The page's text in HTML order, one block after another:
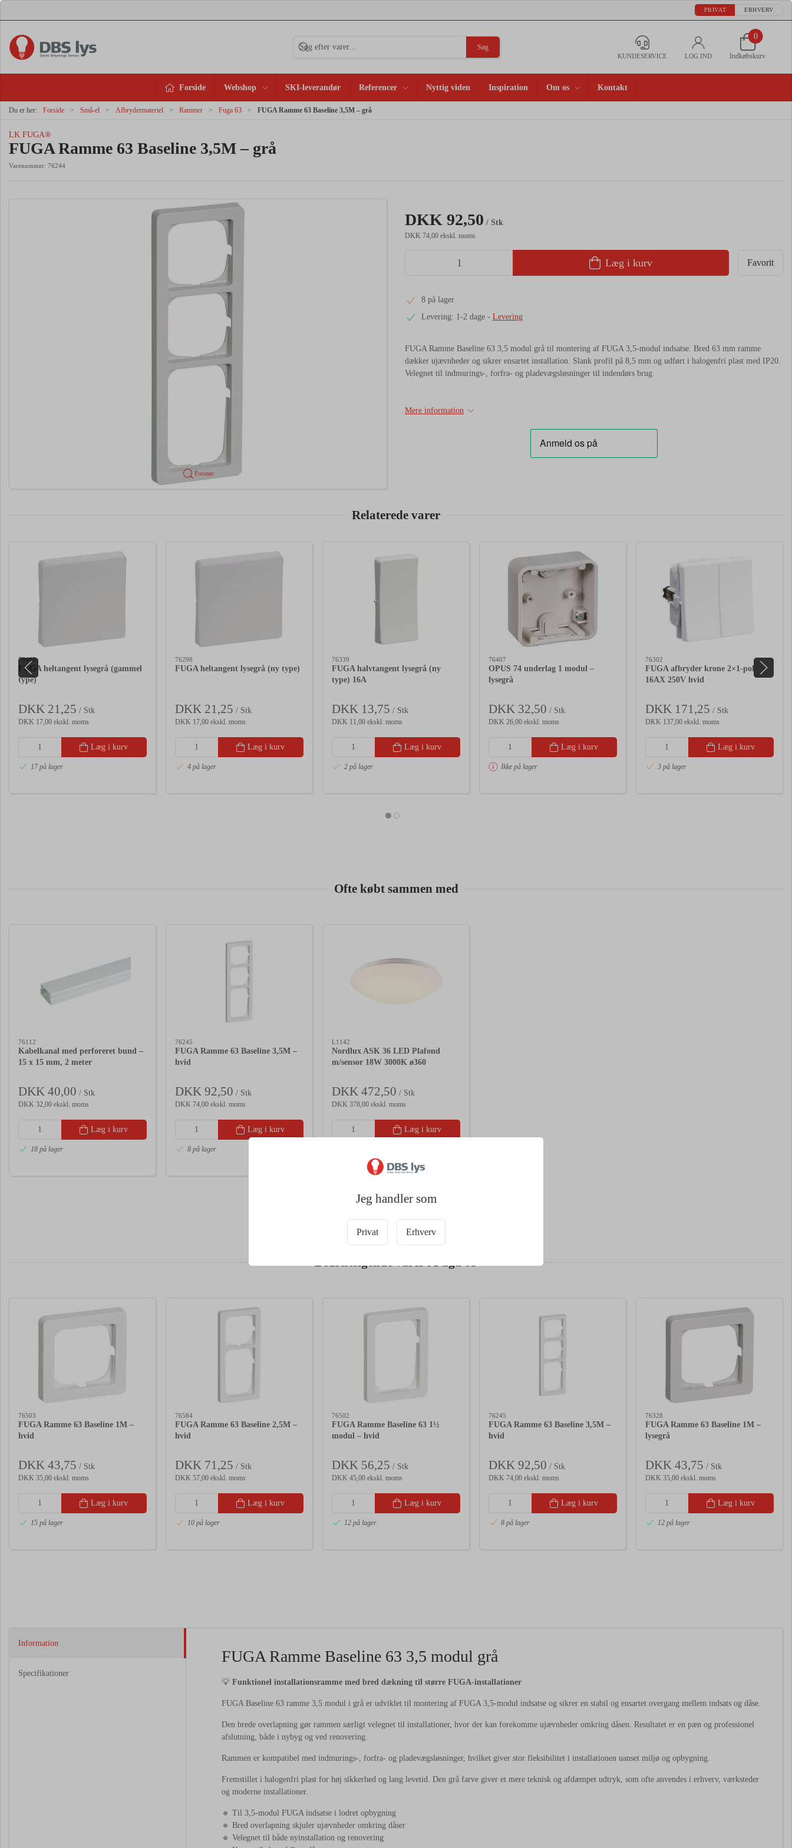
PRIVAT ERHVERV
Søg
KUNDESERVICE LOG IND
0
Indkøbskurv
Forside Webshop SKI-leverandør Referencer Nyttig viden Inspiration Om os Kontakt
Du er her: Forside Små-el Afbrydermateriel Rammer Fuga 63 FUGA Ramme 63 Baseline 3,5M – grå
Jeg handler som
Privat Erhverv
LK FUGA®
FUGA Ramme 63 Baseline 3,5M – grå
Varenummer: 76244
Forstør
DKK 92,50 / Stk
DKK 74,00 ekskl. moms
Læg i kurv Favorit
8 på lager
Levering: 1-2 dage- Levering
FUGA Ramme Baseline 63 3,5 modul grå til montering af FUGA 3,5-modul indsatse. Bred 63 mm ramme
dækker ujævnheder og sikrer ensartet installation. Slank profil på 8,5 mm og udført i halogenfri plast med IP20.
Velegnet til indmurings-, forfra- og pladevægsløsninger til indendørs brug.
Mere information
Relaterede varer
73465
FUGA heltangent lysegrå (gammel
type)
DKK 21,25 / Stk
DKK 17,00 ekskl. moms
Læg i kurv
17 på lager
76298
FUGA heltangent lysegrå (ny type)
DKK 21,25 / Stk
DKK 17,00 ekskl. moms
Læg i kurv
4 på lager
76339
FUGA halvtangent lysegrå (ny
type) 16A
DKK 13,75 / Stk
DKK 11,00 ekskl. moms
Læg i kurv
2 på lager
76407
OPUS 74 underlag 1 modul –
lysegrå
DKK 32,50 / Stk
DKK 26,00 ekskl. moms
Læg i kurv
Ikke på lager
76302
FUGA afbryder krone 2×1-pol
16AX 250V hvid
DKK 171,25 / Stk
DKK 137,00 ekskl. moms
Læg i kurv
3 på lager
Ofte købt sammen med
76112
Kabelkanal med perforeret bund –
15 x 15 mm, 2 meter
DKK 40,00 / Stk
DKK 32,00 ekskl. moms
Læg i kurv
18 på lager
76245
FUGA Ramme 63 Baseline 3,5M –
hvid
DKK 92,50 / Stk
DKK 74,00 ekskl. moms
Læg i kurv
8 på lager
L1142
Nordlux ASK 36 LED Plafond
m/sensor 18W 3000K ø360
DKK 472,50 / Stk
DKK 378,00 ekskl. moms
Læg i kurv
76503
FUGA Ramme 63 Baseline 1M –
hvid
DKK 43,75 / Stk
DKK 35,00 ekskl. moms
Læg i kurv
15 på lager
76584
FUGA Ramme 63 Baseline 2,5M –
hvid
DKK 71,25 / Stk
DKK 57,00 ekskl. moms
Læg i kurv
10 på lager
76502
FUGA Ramme Baseline 63 1½
modul – hvid
DKK 56,25 / Stk
DKK 45,00 ekskl. moms
Læg i kurv
12 på lager
76245
FUGA Ramme 63 Baseline 3,5M –
hvid
DKK 92,50 / Stk
DKK 74,00 ekskl. moms
Læg i kurv
8 på lager
76328
FUGA Ramme 63 Baseline 1M –
lysegrå
DKK 43,75 / Stk
DKK 35,00 ekskl. moms
Læg i kurv
12 på lager
Information
Specifikationer
FUGA Ramme Baseline 63 3,5 modul grå
💡 Funktionel installationsramme med bred dækning til større FUGA-installationer
FUGA Baseline 63 ramme 3,5 modul i grå er udviklet til montering af FUGA 3,5-modul indsatse og sikrer en stabil og ensartet overgang mellem indsats og dåse.
Den brede overlapning gør rammen særligt velegnet til installationer, hvor der kan forekomme ujævnheder omkring dåsen. Resultatet er en pæn og professionel
afslutning, både i nybyg og ved renovering.
Rammen er kompatibel med indmurings-, forfra- og pladevægsløsninger, hvilket giver stor fleksibilitet i installationen uanset miljø og opbygning.
Fremstillet i halogenfri plast for høj sikkerhed og lang levetid. Den grå farve giver et mere teknisk og afdæmpet udtryk, som ofte anvendes i erhverv, værksteder
og moderne installationer.
🔹 Til 3,5-modul FUGA indsatse i lodret opbygning
🔹 Bred overlapning skjuler ujævnheder omkring dåser
🔹 Velegnet til både nyinstallation og renovering